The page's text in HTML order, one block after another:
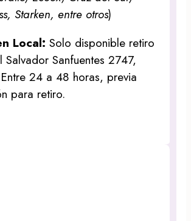
Starken, entre otros)
Local:Solo disponible retiro
Salvador Sanfuentes 2747,
24 a 48 horas, previa
para retiro.